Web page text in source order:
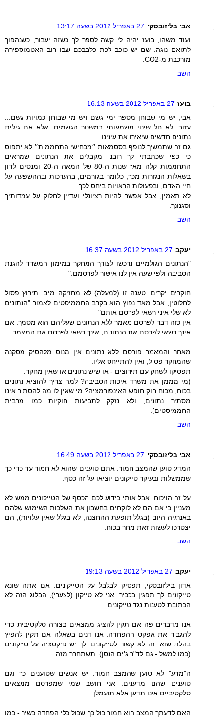
אבי בליזובסקי 27 באפריל 2012 בשעה 13:17
ועוד משהו, בועז יהיה לי קשה לספר לך כשזה יעבור, כשנהפוך
לתואם נוגה. שם יש כוכב לכת כלבבכם שבו רוב האטמוספירה
מורכבת מ-CO2.
השב
בועז 27 באפריל 2012 בשעה 16:13
אבי, יש מי שבוחן מספר ימי גשם ויש מי שבוחן כמויות גשם...
עזוב. לא חל שינוי משמעותי במשטר הגשמים. אלא אם גילית
נתונים חדשים שיאירו את עינינו.
גם זה שתמשיך לנופף בססמאות ״מכחישי התחממות״ לא יתפוס
כי כפי שכתבתי לך רובנו מקבלים את הנתונים שמראים
התחממות קלה מאז שנות ה-80 של המאה ה-20 ומנסים לדון
בשאלות הנגזרות מכך, כלומר בגורמים, בהערכות ובההשפעה על
חיי האדם, ובפעולות הראויות ביחס לכך.
לא תאמין, אבל אפשר להיות רציונלי ועדיין לחלוק על עמדותיך
וסגנונך.
השב
יעקב 27 באפריל 2012 בשעה 16:37
"הנתונים הגולמיים נרכשו לצורך המחקר במימון המשרד להגנת
הסביבה ולפי שעה אין לנו אישור לפרסמם."
חוקרים יקרים: טענה זו (למעלה) לא מחזיקה מים. תירוץ פסול
לחלוטין, אבל מאד נפוץ הוא בקרב החממיסטים לאמור "הנתונים
לא שלי איני רשאי לפרסם אותם"
אין כזה דבר לפרסם מאמר ללא הנתונים שעליהם הוא מסמך. אם
אינך רשאי לפרסם את הנתונים, אינך רשאי לפרסם את המאמר.
מאחר והמאמר פורסם ללא נתונים אין מנוס מלהסיק מסקנה
שהמחקר פסול, ואין להתייחס אליו.
תפסיקו לשחק עם תירוצים - או שיש נתונים או שאין מחקר.
(מי מממן את משרד איכות הסביבה? למה צריך להוציא נתונים
בכוח, מכוח חוק חופש האינפורמציה? מי שאין לו מה להסתיר אינו
מסתיר נתונים, ולא נזקק לתביעות חוקיות כמו מרבית
החממיסטים).
השב
אבי בליזובסקי 27 באפריל 2012 בשעה 16:49
המדע טוען שהמצב חמור. אתם טוענים שהוא לא חמור עד כדי כך
שממשלות ובעיקר טייקונים יוציאו על זה כסף.
על זה הויכוח. אבל אותי כידוע לכם הכסף של הטייקונים ממש לא
מעניין כי אם הם לא לוקחים בחשבון את השלכות השימוש שלהם
באנרגיה היום (בגלל תופעת ההחצנה, לא בגלל שאין עלויות), הם
יצטרכו לעשות זאת מחר בכוח.
השב
יעקב 27 באפריל 2012 בשעה 19:13
אדון בילזובסקי, תפסיק לבלבל על הטייקונים. אם אתה שונא
טייקונים לך תפגין בככיר. אני לא טייקון (לצערי), הבלוג הזה לא
הכתובת לטענות נגד טייקונים.
אנו מדברים פה אם תקין להציג ממצאים בצורה סלקטיבית כדי
להגביר את אפקט ההפחדה. אנו דנים בשאלה אם תקין להפיץ
בהלת שוא. זה לא קשור לטייקונים. לך יש פיקסציה על טייקונים
(כמו למשל - גם לד"ר ג'ים הנסן). תשתחרר מזה.
ה"מדע" לא טוען שהמצב חמור. יש אנשים שטוענים כך וגם
טוענים שהם מדענים. אני חושב שמי שמפרסם ממצאים
סלקטיביים אינו תדען אלא תועמלן.
האם לדעתך המצב הוא חמור כול כך שכול כלי הפחדה כשיר - כמו